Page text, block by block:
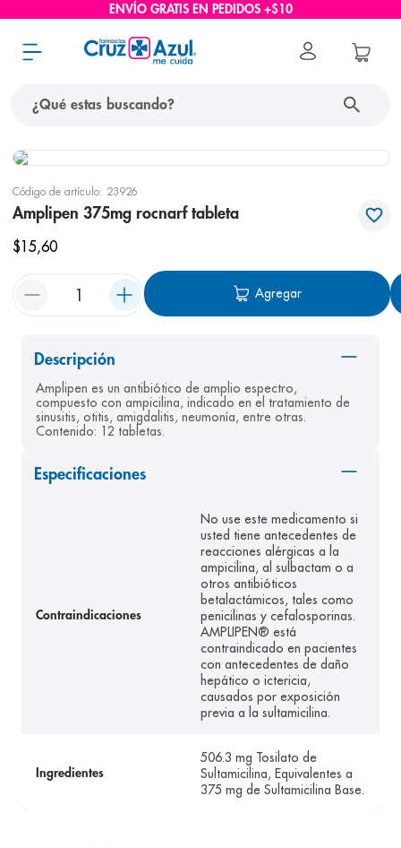
ENVÍO GRATIS EN PEDIDOS +$10
Código de artículo: 23926
Amplipen 375mg rocnarf tableta
$15,60
Agregar
Descripción
Amplipen es un antibiótico de amplio espectro,
compuesto con ampicilina, indicado en el tratamiento de
sinusitis, otitis, amigdalitis, neumonía, entre otras.
Contenido: 12 tabletas.
Especificaciones
Contraindicaciones
No use este medicamento si
usted tiene antecedentes de
reacciones alérgicas a la
ampicilina, al sulbactam o a
otros antibióticos
betalactámicos, tales como
penicilinas y cefalosporinas.
AMPLIPEN® está
contraindicado en pacientes
con antecedentes de daño
hepático o ictericia,
causados por exposición
previa a la sultamicilina.
Ingredientes
506.3 mg Tosilato de
Sultamicilina, Equivalentes a
375 mg de Sultamicilina Base.
términos más buscados
1.
6. bioderma
7. shampoo
8. desodorante
10. panolini